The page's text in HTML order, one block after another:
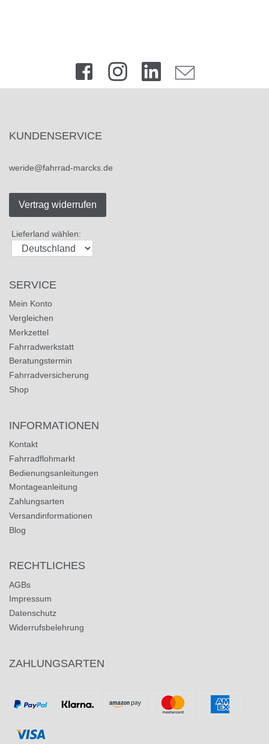
KUNDENSERVICE
weride@fahrrad-marcks.de
Vertrag widerrufen
Lieferland wählen:
SERVICE
Mein Konto
Vergleichen
Merkzettel
Fahrradwerkstatt
Beratungstermin
Fahrradversicherung
Shop
INFORMATIONEN
Kontakt
Fahrradflohmarkt
Bedienungsanleitungen
Montageanleitung
Zahlungsarten
Versandinformationen
Blog
RECHTLICHES
AGBs
Impressum
Datenschutz
Widerrufsbelehrung
ZAHLUNGSARTEN